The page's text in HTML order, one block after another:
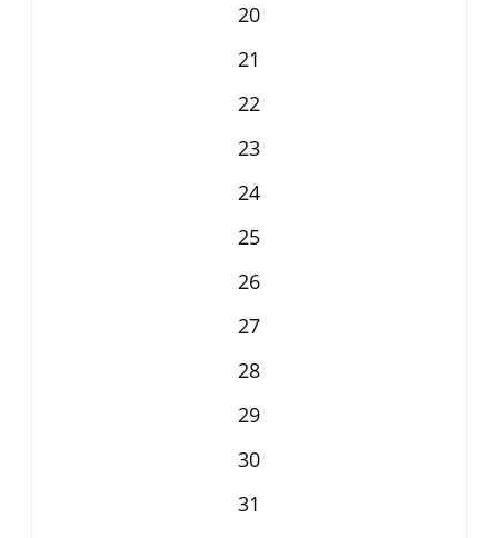
20
21
22
23
24
25
26
27
28
29
30
31